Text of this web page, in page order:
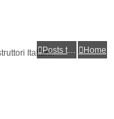
Posts toplist
Home